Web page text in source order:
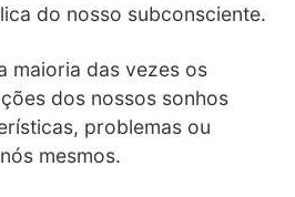
do nosso subconsciente.
maioria das vezes os
dos nossos sonhos
problemas ou
mesmos.